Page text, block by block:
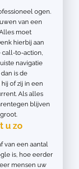
ogen.
van een
moet
hierbij aan
call-to-action,
navigatie
is de
of zij in een
Als alles
blijven
u zo
van een aantal
is, hoe eerder
mensen uw